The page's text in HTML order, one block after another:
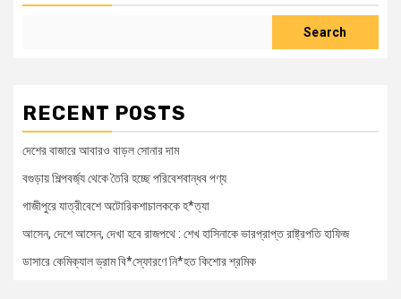
Search
RECENT POSTS
দেশের বাজারে আবারও বাড়ল সোনার দাম
বগুড়ায় শিল্পবর্জ্য থেকে তৈরি হচ্ছে পরিবেশবান্ধব পণ্য
গাজীপুরে যাত্রীবেশে অটোরিকশাচালককে হ*ত্যা
আসেন, দেশে আসেন, দেখা হবে রাজপথে : শেখ হাসিনাকে ভারপ্রাপ্ত রাষ্ট্রপতি হাফিজ
ডাসারে কেমিক্যাল ড্রাম বি*স্ফোরণে নি*হত কিশোর শ্রমিক